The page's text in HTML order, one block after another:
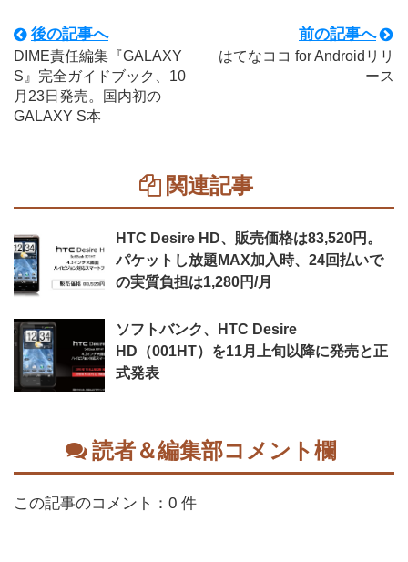
後の記事へ
DIME責任編集『GALAXY
S』完全ガイドブック、10
月23日発売。国内初の
GALAXY S本
前の記事へ
はてなココ for Androidリリ
ース
関連記事
HTC Desire HD、販売価格は83,520円。
パケットし放題MAX加入時、24回払いで
の実質負担は1,280円/月
ソフトバンク、HTC Desire
HD（001HT）を11月上旬以降に発売と正
式発表
読者＆編集部コメント欄
この記事のコメント：0 件